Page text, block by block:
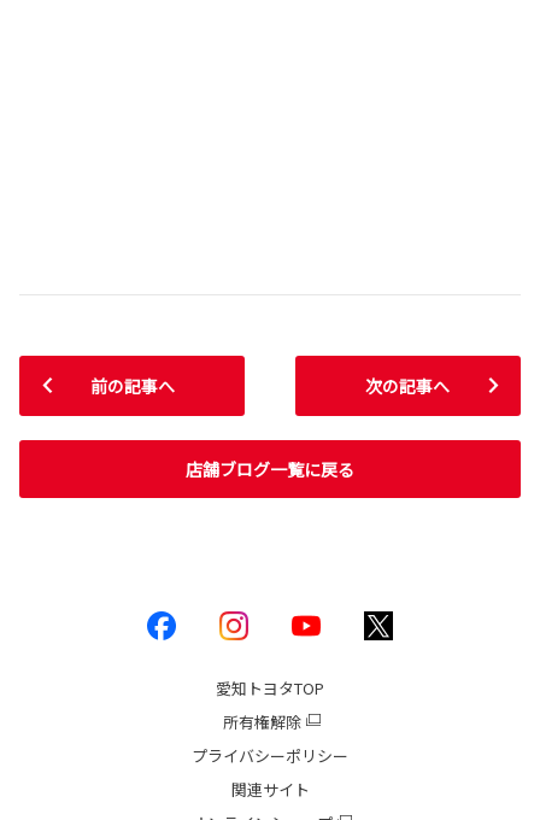
前の記事へ
店舗ブログ一覧に戻る
次の記事へ
愛知トヨタTOP
所有権解除
プライバシーポリシー
関連サイト